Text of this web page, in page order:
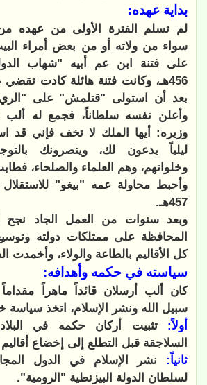
بداية عهده:
لم تسلم الفترة الأولى من عهده من
سواء من ولاته أو من بعض أمراء
على فتنة ابن عم أبيه "شهاب
456هـ، وكانت فتنة هائلة كادت
بعد أن استولى "قتلمش" على
وأعلن نفسه سلطاناً، فجمع له ألب
وزيره: أيها الملك لا تخف فإني قد
ليلياً يدعون لك، وينصرونك
وخلواتهم، وهم العلماء والصلحاء،
وأحبط محاولة عمه "بيغو"
457هـ.
وبعد سنوات من العمل الجاد
المحافظة على ممتلكات دولته
كل الأقاليم بالطاعة والولاء، وأخمدت
سياسته في حكمه وأهدافه:
كان ألب أرسلان قائداً ماهراً
سبيل الله ونشر الإسلام، اتخذ
أولاً: تثبيت أركان حكمه في
السلاجقة قبل التطلع إلى إخضاع
ثانياً: نشر الإسلام في الدول
لسلطان الدولة البيزنطية "الرومية".